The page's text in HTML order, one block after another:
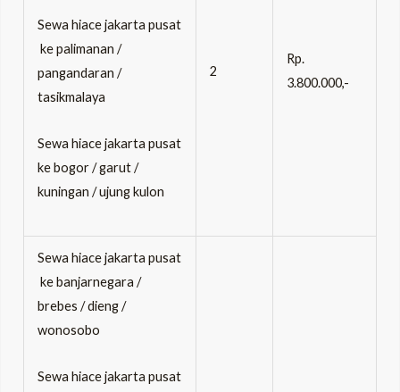
Sewa hiace jakarta pusat
ke palimanan /
pangandaran /
tasikmalaya
Sewa hiace jakarta pusat
ke bogor / garut /
kuningan / ujung kulon
2
Rp.
3.800.000,-
Sewa hiace jakarta pusat
ke banjarnegara /
brebes / dieng /
wonosobo
Sewa hiace jakarta pusat